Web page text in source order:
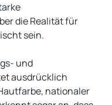
die Realität für
sein.
und
ausdrücklich
nationaler